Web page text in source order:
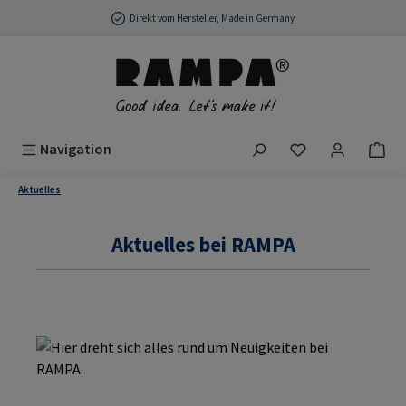
Zum Hauptinhalt springenDirekt vom Hersteller, Made in Germany
Navigation Du hast 0
Aktuelles
Aktuelles bei RAMPA